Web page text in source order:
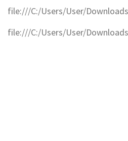
file:///C:/Users/User/
file:///C:/Users/User/